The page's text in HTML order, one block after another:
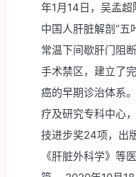
年1月14日，吴孟
中国人肝脏解剖“五
常温下间歇肝门阻
手术禁区，建立了
癌的早期诊治体系
疗及研究专科中心
技进步奖24项，出
《肝脏外科学》等